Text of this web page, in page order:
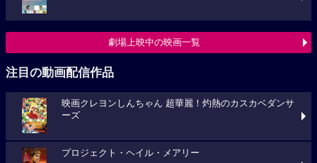
劇場上映中の映画一覧
注目の動画配信作品
映画クレヨンしんちゃん 超華麗！灼熱のカスカベダンサ
ーズ
プロジェクト・ヘイル・メアリー